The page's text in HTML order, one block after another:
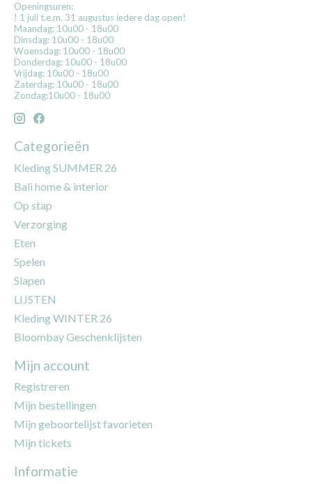
Openingsuren:
! 1 juli t.e.m. 31 augustus iedere dag open!
Maandag: 10u00 - 18u00
Dinsdag: 10u00 - 18u00
Woensdag: 10u00 - 18u00
Donderdag: 10u00 - 18u00
Vrijdag: 10u00 - 18u00
Zaterdag: 10u00 - 18u00
Zondag:10u00 - 18u00
Categorieën
Kleding SUMMER 26
Bali home & interior
Op stap
Verzorging
Eten
Spelen
Slapen
LIJSTEN
Kleding WINTER 26
Bloombay Geschenklijsten
Mijn account
Registreren
Mijn bestellingen
Mijn geboortelijst favorieten
Mijn tickets
Informatie